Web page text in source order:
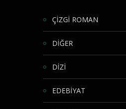
ÇİZGİ ROMAN
DİĞER
DİZİ
EDEBİYAT